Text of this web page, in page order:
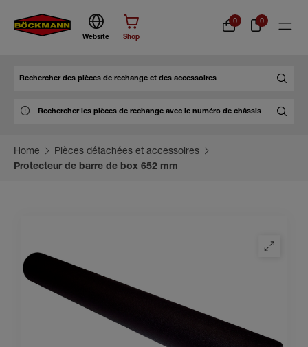
Website Shop
0 0
Home
Pièces détachées et accessoires
Protecteur de barre de box 652 mm